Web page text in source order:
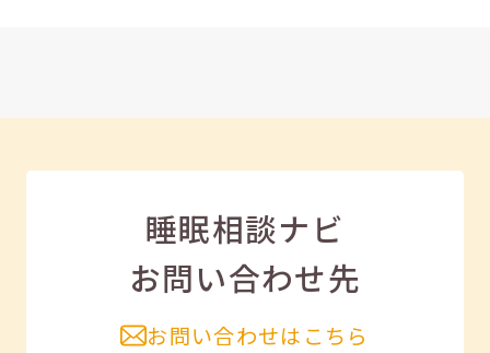
睡眠相談ナビ
お問い合わせ先
お問い合わせはこちら